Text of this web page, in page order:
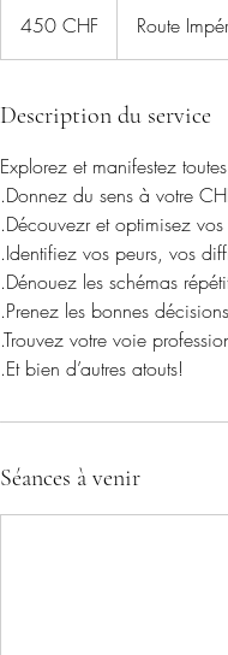
suisses
450 CHF Route
Description du service
Explorez et manifestez
.Donnez du sens à votre
.Découvezr et optimisez
.Identifiez vos peurs, vos
.Dénouez les schémas
.Prenez les bonnes décisions
.Trouvez votre voie
.Et bien d’autres atouts!
Séances à venir